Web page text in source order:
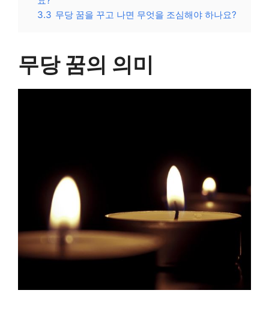
3.3 무당 꿈을 꾸고 나면 무엇을 조심해야 하나요?
무당 꿈의 의미